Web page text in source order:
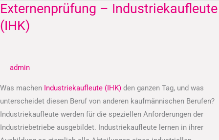
Externenprüfung – Industriekaufleute
(IHK)
admin
Was machen Industriekaufleute (IHK) den ganzen Tag, und was
unterscheidet diesen Beruf von anderen kaufmännischen Berufen?
Industriekaufleute werden für die speziellen Anforderungen der
Industriebetriebe ausgebildet. Industriekaufleute lernen in ihrer
Externenprüfung
–
Industriekaufleute